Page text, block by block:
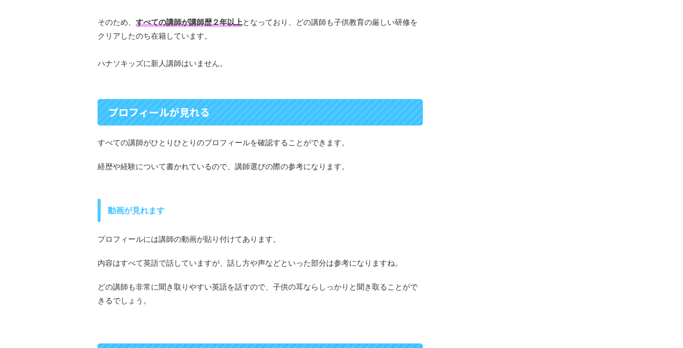
そのため、 すべての講師が講師歴２年以上となっており、どの講師も子供教育の厳しい研修を
クリアしたのち在籍しています。
ハナソキッズに新人講師はいません。
プロフィールが見れる
すべての講師がひとりひとりのプロフィールを確認することができます。
経歴や経験について書かれているので、講師選びの際の参考になります。
動画が見れます
プロフィールには講師の動画が貼り付けてあります。
内容はすべて英語で話していますが、話し方や声などといった部分は参考になりますね。
どの講師も非常に聞き取りやすい英語を話すので、子供の耳ならしっかりと聞き取ることがで
きるでしょう。